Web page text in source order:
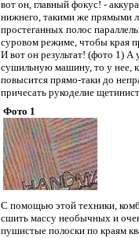
вот он, главный фокус! -
нижнего, такими же прямыми
простеганных полос
суровом режиме, чтобы края
И вот он результат! (фото 1) А
сушильную машину, то у нее,
повысится прямо-таки до
причесать рукоделие
Фото 1
С помощью этой техники,
сшить массу необычных и
пушистые полоски по краям